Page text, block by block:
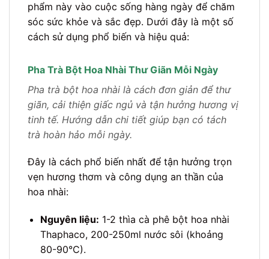
phẩm này vào cuộc sống hàng ngày để chăm
sóc sức khỏe và sắc đẹp. Dưới đây là một số
cách sử dụng phổ biến và hiệu quả:
Pha Trà Bột Hoa Nhài Thư Giãn Mỗi Ngày
Pha trà bột hoa nhài là cách đơn giản để thư
giãn, cải thiện giấc ngủ và tận hưởng hương vị
tinh tế. Hướng dẫn chi tiết giúp bạn có tách
trà hoàn hảo mỗi ngày.
Đây là cách phổ biến nhất để tận hưởng trọn
vẹn hương thơm và công dụng an thần của
hoa nhài:
Nguyên liệu: 1-2 thìa cà phê bột hoa nhài
Thaphaco, 200-250ml nước sôi (khoảng
80-90°C).